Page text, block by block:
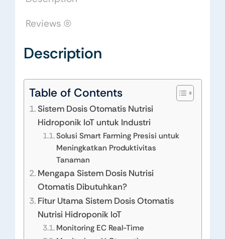
Reviews (0)
Description
Table of Contents
Sistem Dosis Otomatis Nutrisi
Hidroponik IoT untuk Industri
Solusi Smart Farming Presisi untuk
Meningkatkan Produktivitas
Tanaman
Mengapa Sistem Dosis Nutrisi
Otomatis Dibutuhkan?
Fitur Utama Sistem Dosis Otomatis
Nutrisi Hidroponik IoT
Monitoring EC Real-Time